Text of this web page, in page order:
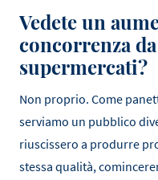
Vedete un
concorrenza
supermercati?
Non proprio. Come
serviamo un pubblico
riuscissero a produrre
stessa qualità,